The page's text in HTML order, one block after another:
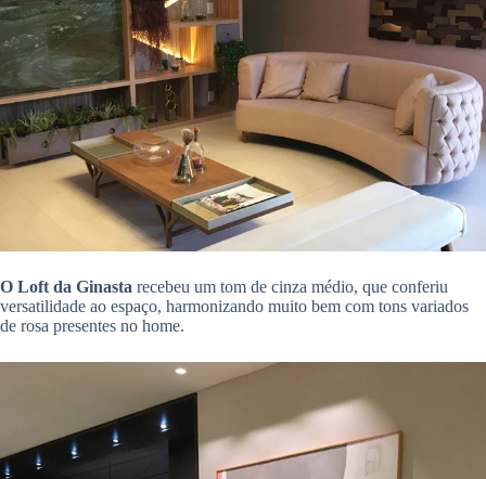
O Loft da Ginasta recebeu um tom de cinza médio, que conferiu
versatilidade ao espaço, harmonizando muito bem com tons variados
de rosa presentes no home.